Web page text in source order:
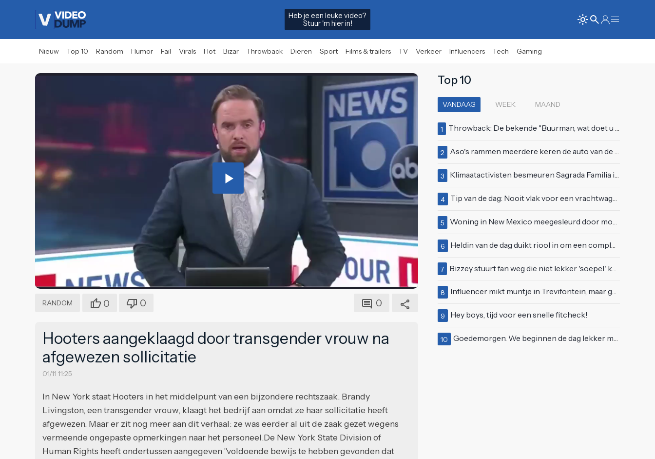
Heb je een leuke video?
Stuur 'm hier in!
Nieuw Top 10 Random Humor Fail Virals Hot Bizar Throwback Dieren Sport Films & trailers TV Verkeer Influencers Tech Gaming
Play
Video
RANDOM 0 0 0
Hooters aangeklaagd door transgender vrouw na
afgewezen sollicitatie
01/11 11:25
In New York staat Hooters in het middelpunt van een bijzondere rechtszaak. Brandy
Livingston, een transgender vrouw, klaagt het bedrijf aan omdat ze haar sollicitatie heeft
afgewezen. Maar er zit nog meer aan dit verhaal: ze was eerder al uit de zaak gezet wegens
vermeende ongepaste opmerkingen naar het personeel.De New York State Division of
Human Rights heeft ondertussen aangegeven "voldoende bewijs te hebben gevonden dat
Top 10
VANDAAG WEEK MAAND
1 Throwback: De bekende "Buurman, wat doet u nu?"-scène uit Flodder met Tatjana Šimić
2 Aso's rammen meerdere keren de auto van de buren, maar doen alsof er niets gebeurd is
3 Klimaatactivisten besmeuren Sagrada Familia in Barcelona met lading verf
4 Tip van de dag: Nooit vlak voor een vrachtwagen invoegen
5 Woning in New Mexico meegesleurd door modderstroom
6 Heldin van de dag duikt riool in om een complete eendenfamilie te redden
7 Bizzey stuurt fan weg die niet lekker 'soepel' kan bewegen op podium
8 Influencer mikt muntje in Trevifontein, maar gooit toerist bijna knock-out
9 Hey boys, tijd voor een snelle fitcheck!
10 Goedemorgen. We beginnen de dag lekker met wat rek- en strekoefeningen